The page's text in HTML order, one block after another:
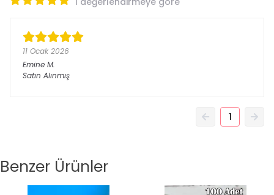
11 Ocak 2026
Emine M.
Satın Alınmış
1
Benzer Ürünler